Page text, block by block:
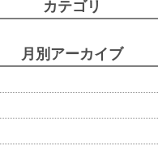
カテゴリ
月別アーカイブ